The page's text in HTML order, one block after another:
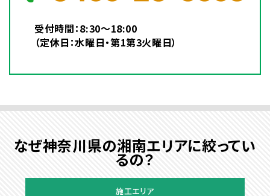
受付時間：8:30～18:00
（定休日：水曜日・第1第3火曜日）
なぜ神奈川県の湘南エリアに絞ってい
るの？
施工エリア